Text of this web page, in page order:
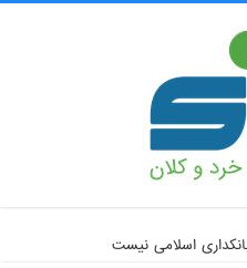
اسلامی نیست